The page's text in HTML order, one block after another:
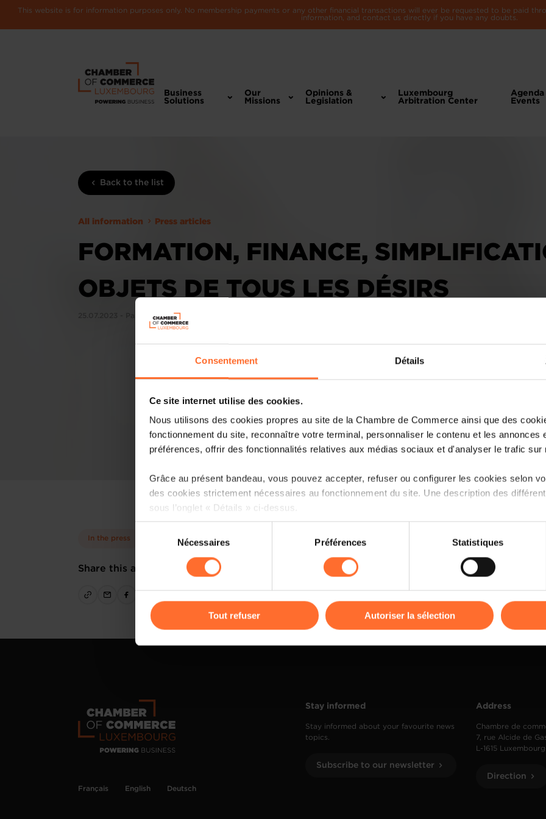
Consentement Détails
Ce site internet utilise des cookies.
Nous utilisons des cookies propres au site de la Chambre de Commerce ainsi que des
fonctionnement du site, reconnaître votre terminal, personnaliser le contenu et les annonces
préférences, offrir des fonctionnalités relatives aux médias sociaux et d'analyser le trafic sur
Grâce au présent bandeau, vous pouvez accepter, refuser ou configurer les cookies selon
des cookies strictement nécessaires au fonctionnement du site. Une description des
sous l’onglet « Détails » ci-dessus.
Il est précisé que la navigation sur le site et certaines fonctionnalités (ex : lecture de vidéos,
cas de refus de tous les cookies ou des cookies non nécessaires.
gauche de chaque page.
consentement
Nécessaires Préférences Statistiques
Tout refuser Autoriser la sélection
This website is for information purposes only. No membership payments or any other financial transactions will ever be requested to be paid
information, and contact us directly if you have any doubts.
Business
Solutions
Our
Missions
Opinions &
Legislation
Luxembourg
Arbitration Center
Agenda
Events
Back to the list
All information Press articles
FORMATION, FINANCE,
OBJETS DE TOUS LES DÉSIRS
25.07.2023 - PaperJam Newsletter
In the press
Share this article
Quatre ans après le début de leurs
huit groupes de travail sont parvenus
faveur des PME avant les élections
ministre des Classes moyennes, Lex
catalogue de bonnes intentions, dont
Français English Deutsch
Stay informed
Stay informed about your favourite news
topics.
Subscribe to our newsletter
Address
Chambre de
7, rue Alcide de
L-1615
Direction